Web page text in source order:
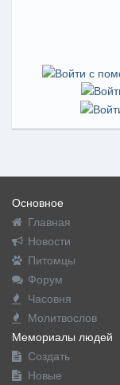
Основное
Главная
Новости
Питомцы
Форум
Часовня
Молитвослов
Мемориалы людей
Создать
Новые